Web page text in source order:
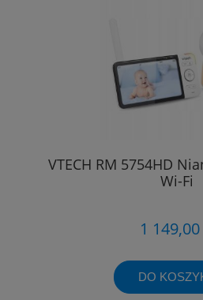
VTECH RM 5754HD
Wi-Fi
1 149,00
DO